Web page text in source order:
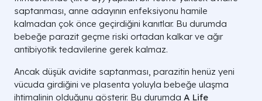
saptanması, anne adayının enfeksiyonu hamile
kalmadan çok önce geçirdiğini kanıtlar. Bu durumda
bebeğe parazit geçme riski ortadan kalkar ve ağır
antibiyotik tedavilerine gerek kalmaz.
Ancak düşük avidite saptanması, parazitin henüz yeni
vücuda girdiğini ve plasenta yoluyla bebeğe ulaşma
ihtimalinin olduğunu gösterir. Bu durumda A Life